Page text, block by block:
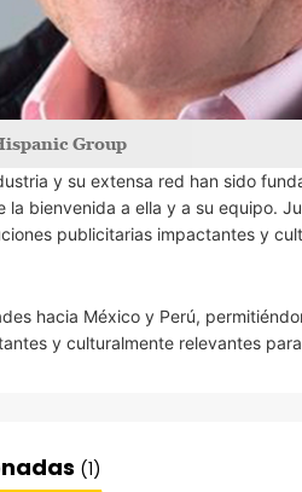
Group
y su extensa red han sido
bienvenida a ella y a su equipo.
publicitarias impactantes y
hacia México y Perú,
y culturalmente relevantes
(1)